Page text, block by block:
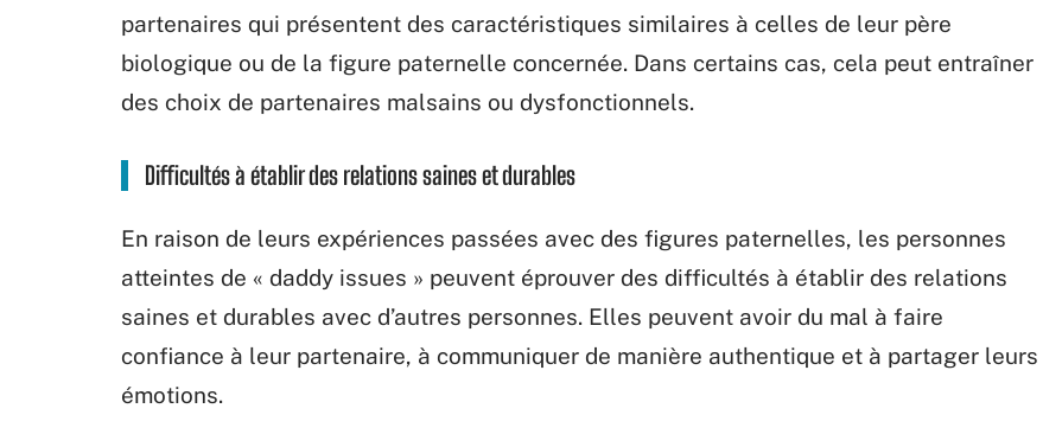
partenaires qui présentent des caractéristiques similaires à celles de leur père
biologique ou de la figure paternelle concernée. Dans certains cas, cela peut entraîner
des choix de partenaires malsains ou dysfonctionnels.
Difficultés à établir des relations saines et durables
En raison de leurs expériences passées avec des figures paternelles, les personnes
atteintes de « daddy issues » peuvent éprouver des difficultés à établir des relations
saines et durables avec d’autres personnes. Elles peuvent avoir du mal à faire
confiance à leur partenaire, à communiquer de manière authentique et à partager leurs
émotions.